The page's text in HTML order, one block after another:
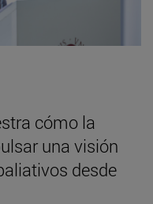
cómo la
una visión
desde